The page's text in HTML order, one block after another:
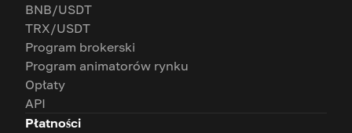
BNB/USDT
TRX/USDT
Program brokerski
Program animatorów rynku
Opłaty
API
Płatności